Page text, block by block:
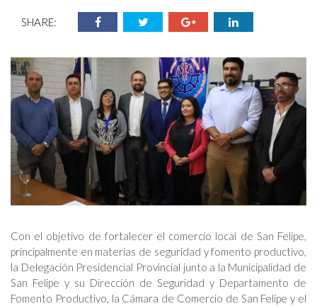
SHARE:
Con el objetivo de fortalecer el comercio local de San Felipe,
principalmente en materias de seguridad y fomento productivo,
la Delegación Presidencial Provincial junto a la Municipalidad de
San Felipe y su Dirección de Seguridad y Departamento de
Fomento Productivo, la Cámara de Comercio de San Felipe y el